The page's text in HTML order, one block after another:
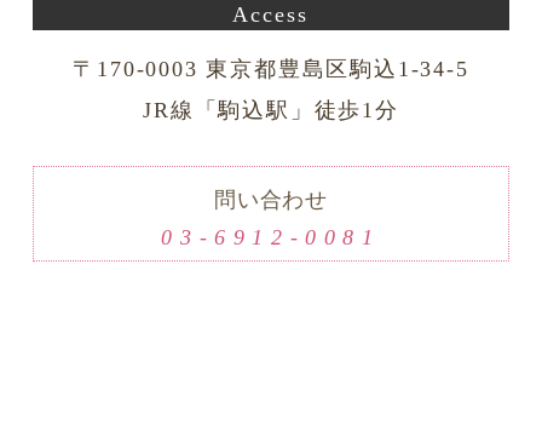
Access
〒170-0003 東京都豊島区駒込1-34-5
JR線「駒込駅」徒歩1分
問い合わせ
03-6912-0081